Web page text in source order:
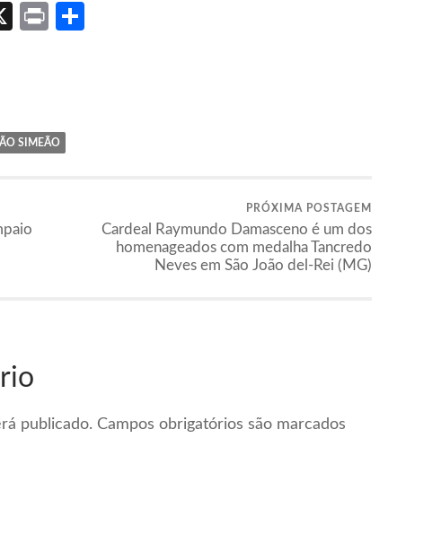
X Print
SIMEÃO
PRÓXIMA POSTAGEM
Cardeal Raymundo Damasceno é um dos
homenageados com medalha Tancredo
Neves em São João del-Rei (MG)
publicado. Campos obrigatórios são marcados